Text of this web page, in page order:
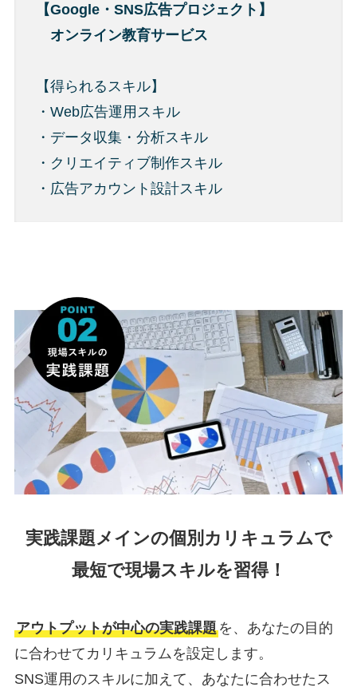
【Google・SNS広告プロジェクト】
オンライン教育サービス
【得られるスキル】
・Web広告運用スキル
・データ収集・分析スキル
・クリエイティブ制作スキル
・広告アカウント設計スキル
実践課題メインの個別カリキュラムで
最短で現場スキルを習得！
アウトプットが中心の実践課題を、あなたの目的
に合わせてカリキュラムを設定します。
SNS運用のスキルに加えて、あなたに合わせたス